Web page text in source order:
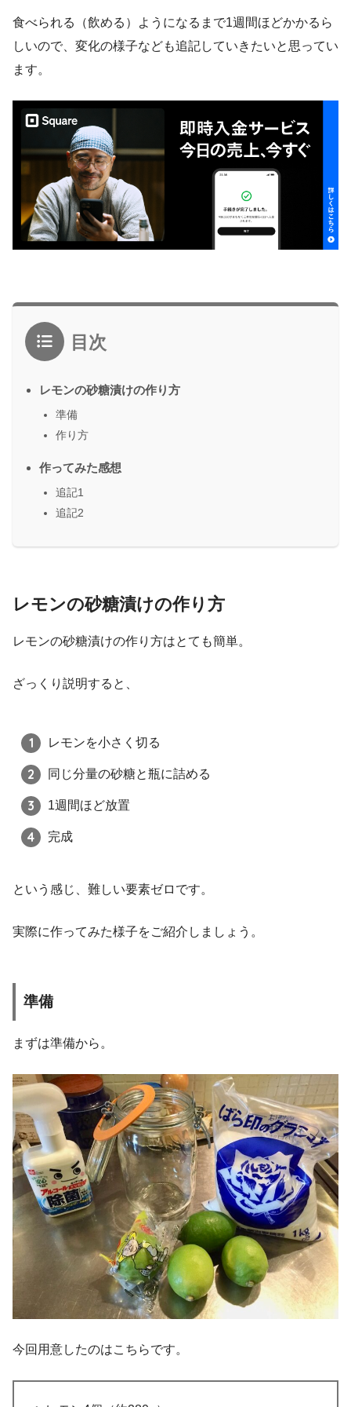
食べられる（飲める）ようになるまで1週間ほどかかるら
しいので、変化の様子なども追記していきたいと思ってい
ます。
目次
レモンの砂糖漬けの作り方
準備
作り方
作ってみた感想
追記1
追記2
レモンの砂糖漬けの作り方
レモンの砂糖漬けの作り方はとても簡単。
ざっくり説明すると、
レモンを小さく切る
同じ分量の砂糖と瓶に詰める
1週間ほど放置
完成
という感じ、難しい要素ゼロです。
実際に作ってみた様子をご紹介しましょう。
準備
まずは準備から。
今回用意したのはこちらです。